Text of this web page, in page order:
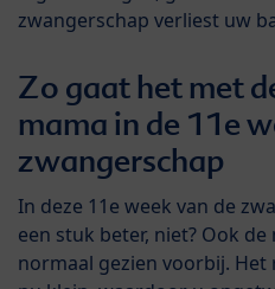
zwangerschap verliest uw
Zo gaat het met
mama in de 11e
zwangerschap
In deze 11e week van de
een stuk beter, niet? Ook
normaal gezien voorbij.